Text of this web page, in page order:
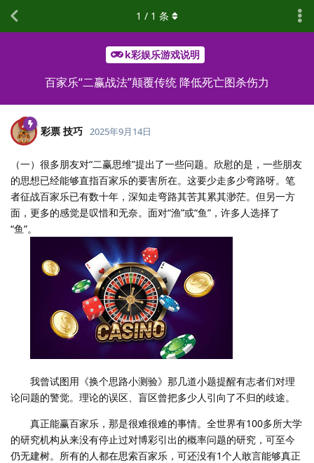
k彩娱乐游戏说明
百家乐“二赢战法”颠覆传统 降低死亡图杀伤力
1 / 1 条
彩票 技巧 2025年9月14日
（一）很多朋友对“二赢思维”提出了一些问题。欣慰的是，一些朋友
的思想已经能够直指百家乐的要害所在。这要少走多少弯路呀。笔
者征战百家乐已有数十年，深知走弯路其苦其累其渺茫。但另一方
面，更多的感觉是叹惜和无奈。面对“渔”或“鱼”，许多人选择了
“鱼”。
我曾试图用《换个思路小测验》那几道小题提醒有志者们对理
论问题的警觉。理论的误区、盲区曾把多少人引向了不归的歧途。
真正能赢百家乐，那是很难很难的事情。全世界有100多所大学
的研究机构从来没有停止过对博彩引出的概率问题的研究，可至今
仍无建树。所有的人都在思索百家乐，可还没有1个人敢言能够真正